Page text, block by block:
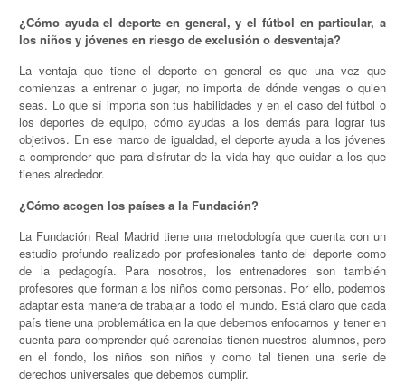
¿Cómo ayuda el deporte en general, y el fútbol en particular, a
los niños y jóvenes en riesgo de exclusión o desventaja?
La ventaja que tiene el deporte en general es que una vez que
comienzas a entrenar o jugar, no importa de dónde vengas o quien
seas. Lo que sí importa son tus habilidades y en el caso del fútbol o
los deportes de equipo, cómo ayudas a los demás para lograr tus
objetivos. En ese marco de igualdad, el deporte ayuda a los jóvenes
a comprender que para disfrutar de la vida hay que cuidar a los que
tienes alrededor.
¿Cómo acogen los países a la Fundación?
La Fundación Real Madrid tiene una metodología que cuenta con un
estudio profundo realizado por profesionales tanto del deporte como
de la pedagogía. Para nosotros, los entrenadores son también
profesores que forman a los niños como personas. Por ello, podemos
adaptar esta manera de trabajar a todo el mundo. Está claro que cada
país tiene una problemática en la que debemos enfocarnos y tener en
cuenta para comprender qué carencias tienen nuestros alumnos, pero
en el fondo, los niños son niños y como tal tienen una serie de
derechos universales que debemos cumplir.